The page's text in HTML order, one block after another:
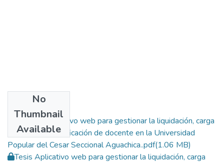
No
Thumbnail
Available
Artículo Aplicativo web para gestionar la liquidación, carga
académica y certificación de docente en la Universidad
Popular del Cesar Seccional Aguachica..pdf(1.06 MB)
Tesis Aplicativo web para gestionar la liquidación, carga